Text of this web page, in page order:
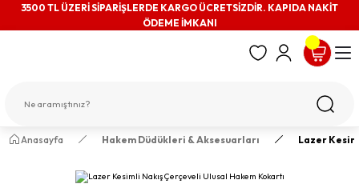
3500 TL ÜZERİ SİPARİŞLERDE KARGO ÜCRETSİZDİR. KAPIDA NAKİT
ÖDEME İMKANI
Anasayfa Hakem Düdükleri & Aksesuarları Lazer